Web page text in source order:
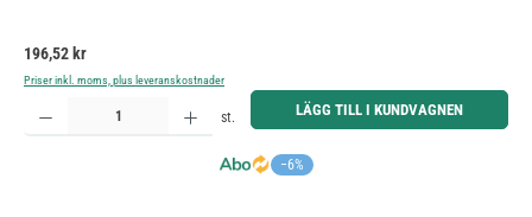
Ordinarie pris:
196,52 kr
Priser inkl. moms, plus leveranskostnader
−6%
Produktkvantitet: Ange önskat belopp eller använd knapparna för att öka eller minska kvantiteten.
st. LÄGG TILL I KUNDVAGNEN